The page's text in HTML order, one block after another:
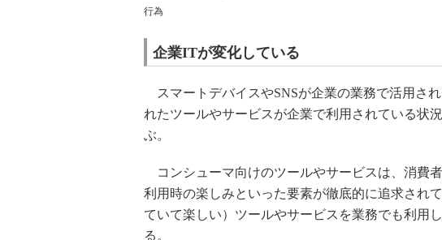
行為
企業ITが変化している
スマートデバイスやSNSが企業の業務で活用さ
れたツールやサービスが企業で利用されている状
ぶ。
コンシューマ向けのツールやサービスは、消費
利用時の楽しみといった要素が徹底的に追求され
ていて楽しい）ツールやサービスを業務でも利用
る。